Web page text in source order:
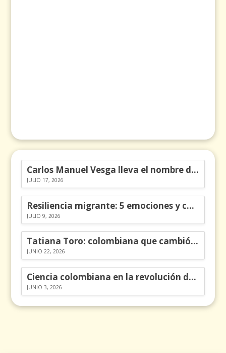
Carlos Manuel Vesga lleva el nombre de Colombia a los Emmy
JULIO 17, 2026
Resiliencia migrante: 5 emociones y cómo gestionarlas
JULIO 9, 2026
Tatiana Toro: colombiana que cambió la historia de las matemáticas
JUNIO 22, 2026
Ciencia colombiana en la revolución de los órganos en chips
JUNIO 3, 2026